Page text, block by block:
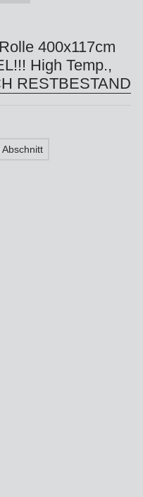
400x117cm
High Temp.,
RESTBESTAND
Abschnitt